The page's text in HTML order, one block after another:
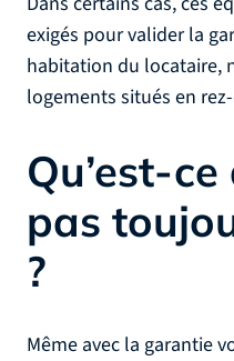
exigés pour valider la
habitation du locataire,
logements situés en
Qu’est-ce
pas
?
Même avec la garantie